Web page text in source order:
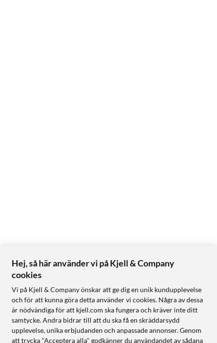
Hej, så här använder vi på Kjell & Company
cookies
Vi på Kjell & Company önskar att ge dig en unik kundupplevelse
och för att kunna göra detta använder vi cookies. Några av dessa
är nödvändiga för att kjell.com ska fungera och kräver inte ditt
samtycke. Andra bidrar till att du ska få en skräddarsydd
upplevelse, unika erbjudanden och anpassade annonser. Genom
att trycka "Acceptera alla" godkänner du användandet av sådana